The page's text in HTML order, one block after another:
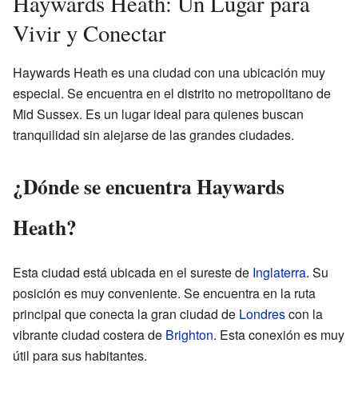
Vivir y Conectar
Haywards Heath es una ciudad con una ubicación muy
especial. Se encuentra en el distrito no metropolitano de
Mid Sussex. Es un lugar ideal para quienes buscan
tranquilidad sin alejarse de las grandes ciudades.
¿Dónde se encuentra Haywards
Heath?
Esta ciudad está ubicada en el sureste de Inglaterra. Su
posición es muy conveniente. Se encuentra en la ruta
principal que conecta la gran ciudad de Londrescon la
vibrante ciudad costera de Brighton. Esta conexión es muy
útil para sus habitantes.